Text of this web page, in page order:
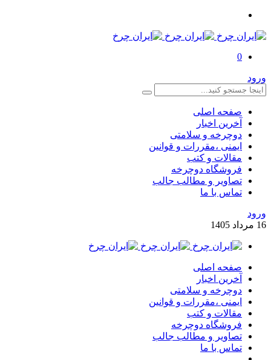
0
ورود
صفحه اصلی
آخرین اخبار
دوچرخه و سلامتی
ایمنی ،مقررات و قوانین
مقالات و کتب
فروشگاه دوچرخه
تصاویر و مطالب جالب
تماس با ما
ورود
16 مرداد 1405
صفحه اصلی
آخرین اخبار
دوچرخه و سلامتی
ایمنی ،مقررات و قوانین
مقالات و کتب
فروشگاه دوچرخه
تصاویر و مطالب جالب
تماس با ما